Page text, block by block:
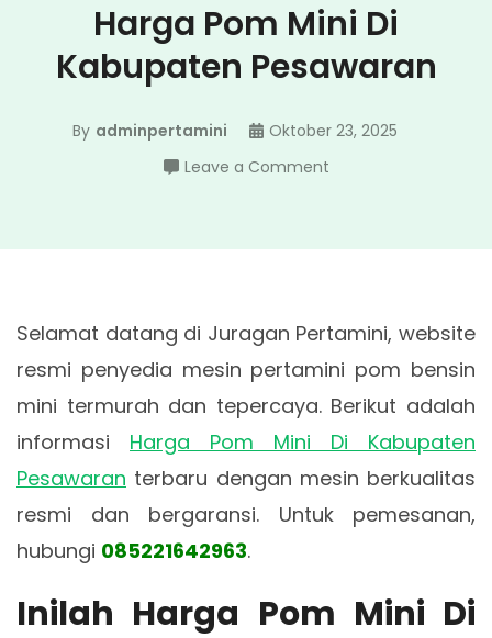
Harga Pom Mini Di
Kabupaten Pesawaran
By adminpertamini
Oktober 23, 2025
Leave a Commenton
Mini
Pesawaran
Selamat datang di Juragan Pertamini, website
resmi penyedia mesin pertamini pom bensin
mini termurah dan tepercaya. Berikut adalah
informasi Harga Pom Mini Di Kabupaten
Pesawaran terbaru dengan mesin berkualitas
resmi dan bergaransi. Untuk pemesanan,
hubungi 085221642963.
Inilah Harga Pom Mini Di